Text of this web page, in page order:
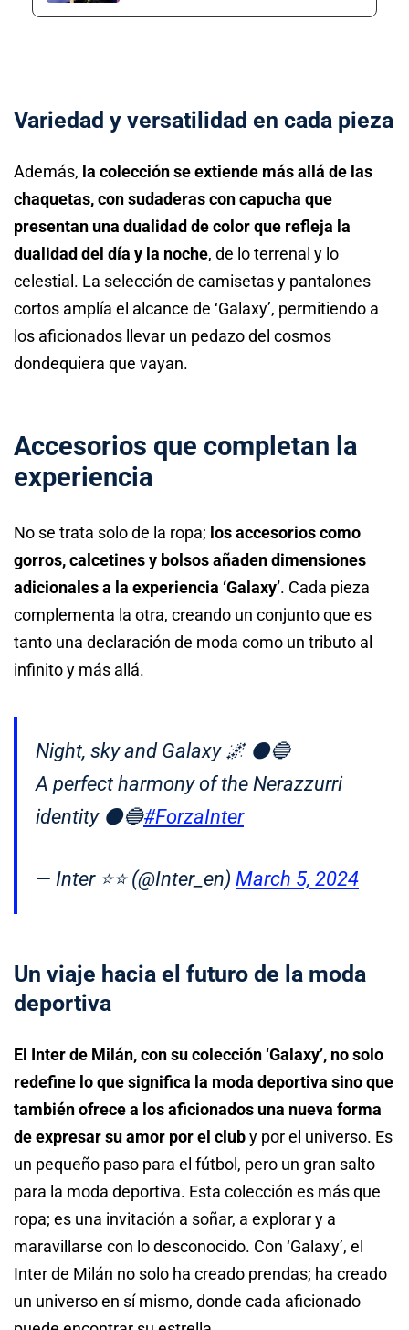
Variedad y versatilidad en cada pieza
Además, la colección se extiende más allá de las
chaquetas, con sudaderas con capucha que
presentan una dualidad de color que refleja la
dualidad del día y la noche, de lo terrenal y lo
celestial. La selección de camisetas y pantalones
cortos amplía el alcance de ‘Galaxy’, permitiendo a
los aficionados llevar un pedazo del cosmos
dondequiera que vayan.
Accesorios que completan la
experiencia
No se trata solo de la ropa; los accesorios como
gorros, calcetines y bolsos añaden dimensiones
adicionales a la experiencia ‘Galaxy’. Cada pieza
complementa la otra, creando un conjunto que es
tanto una declaración de moda como un tributo al
infinito y más allá.
Night, sky and Galaxy 🌌 ⚫🔵
A perfect harmony of the Nerazzurri
identity ⚫🔵#ForzaInter
— Inter ⭐⭐ (@Inter_en) March 5, 2024
Un viaje hacia el futuro de la moda
deportiva
El Inter de Milán, con su colección ‘Galaxy’, no solo
redefine lo que significa la moda deportiva sino que
también ofrece a los aficionados una nueva forma
de expresar su amor por el cluby por el universo. Es
un pequeño paso para el fútbol, pero un gran salto
para la moda deportiva. Esta colección es más que
ropa; es una invitación a soñar, a explorar y a
maravillarse con lo desconocido. Con ‘Galaxy’, el
Inter de Milán no solo ha creado prendas; ha creado
un universo en sí mismo, donde cada aficionado